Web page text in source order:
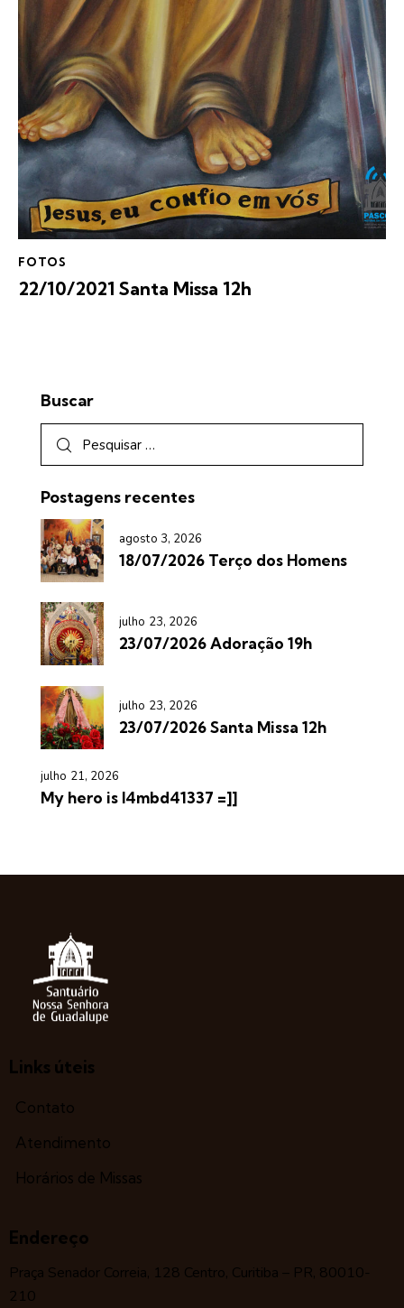
FOTOS
22/10/2021 Santa Missa 12h
Buscar
Postagens recentes
agosto 3, 2026
18/07/2026 Terço dos Homens
julho 23, 2026
23/07/2026 Adoração 19h
julho 23, 2026
23/07/2026 Santa Missa 12h
julho 21, 2026
My hero is l4mbd41337 =]]
Links úteis
Contato
Atendimento
Horários de Missas
Endereço
Praça Senador Correia, 128 Centro, Curitiba – PR, 80010-
210